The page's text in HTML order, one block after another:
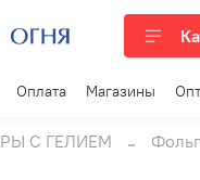
Оплата Магазины Опт
С ГЕЛИЕМ